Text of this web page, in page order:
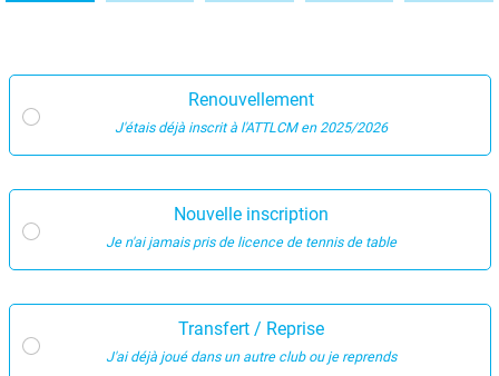
Renouvellement
J'étais déjà inscrit à l'ATTLCM en 2025/2026
Nouvelle inscription
Je n'ai jamais pris de licence de tennis de table
Transfert / Reprise
J'ai déjà joué dans un autre club ou je reprends